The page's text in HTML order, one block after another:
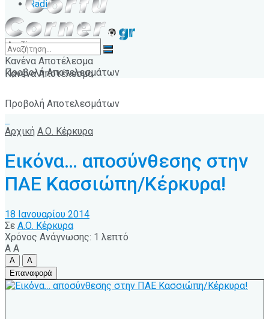
Radio
Κανένα Αποτέλεσμα
Προβολή Αποτελεσμάτων
Κανένα Αποτέλεσμα
Προβολή Αποτελεσμάτων
Αρχική Α.Ο. Κέρκυρα
Εικόνα… αποσύνθεσης στην
ΠΑΕ Κασσιώπη/Κέρκυρα!
18 Ιανουαρίου 2014
Σε Α.Ο. Κέρκυρα
Χρόνος Ανάγνωσης: 1 λεπτό
A A
A
A
Επαναφορά